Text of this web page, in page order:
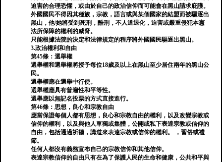
迫害的合理恐懼，或由於自己的政治信仰而可能會在黑山請求庇護。
外國國民不得因其種族，宗教，語言或與某個國家的結盟而被驅逐出
黑山，他/她將受到死刑，酷刑，不人道退化，迫害或嚴重侵犯本憲
法所保障的權利的威脅。
只能根據法院的決定和法律規定的程序將外國國民驅逐出黑山。
3.政治權利和自由
第45條：選舉權
選舉權和選舉權將授予每位18歲及以上在黑山至少居住兩年的黑山公
民。
選舉權應在選舉中行使。
選舉權應具有普遍性和平等性。
選舉應以無記名投票的方式直接進行。
第46條：思想，良心和宗教自由
應當保證每個人都有思想，良心和宗教自由的權利，以及改變宗教或
信仰的權利，以及與他人單獨或集體，公開或私下表達宗教或信仰的
自由，包括通過祈禱，講道來表達宗教或信仰的權利。 ，習俗或禮
節。
任何人都沒有義務宣布自己的宗教信仰和其他信仰。
表達宗教信仰的自由只有在為了保護人民的生命和健康，公共和平與